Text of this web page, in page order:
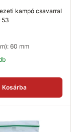
kampó csavarral
53
60 mm
Kosárba